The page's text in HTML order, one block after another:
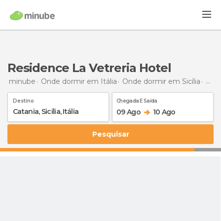
Residence La Vetreria Hotel
minube Onde dormir em Itália Onde dormir em Sicília
Destino Chegada E Saída
09 Ago 10 Ago
Pesquisar